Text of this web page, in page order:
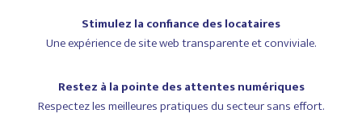
Stimulez la confiance des locataires
Une expérience de site web transparente et conviviale.
Restez à la pointe des attentes numériques
Respectez les meilleures pratiques du secteur sans effort.